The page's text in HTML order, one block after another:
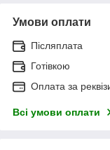
Умови оплати
Післяплата
Готівкою
Оплата за
Всі умови оплати